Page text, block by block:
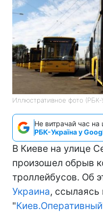
Иллюстративное фото (РБК-
Не витрачай час на
РБК-Україна у
В Киеве на улице
произошел обрыв
троллейбусов. Об
Украина, ссылаясь
"Киев.Оперативный